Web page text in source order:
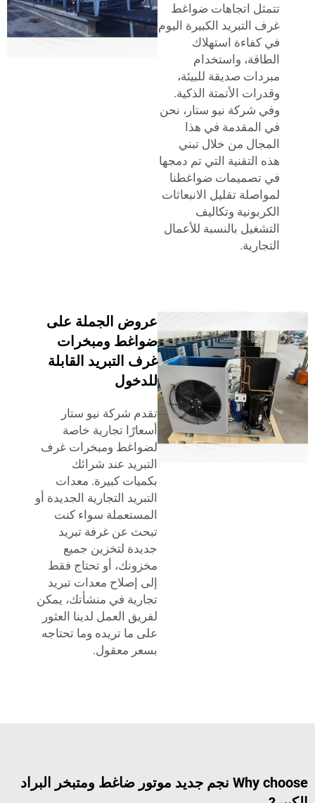
اتجاهات ضواغط
الكبيرة اليوم
استهلاك
واستخدام
صديقة للبيئة،
الأتمتة الذكية.
شركة نيو ستار، نحن
في هذا
من خلال تبني
التي تم دمجها
ضواغطنا
تقليل الانبعاثات
وتكاليف
بالنسبة للأعمال
عروض الجملة على
ضواغط ومبخرات
غرف التبريد القابلة
للدخول
تقدم شركة نيو ستار
أسعارًا تجارية خاصة
لضواغط ومبخرات غرف
التبريد عند شرائك
بكميات كبيرة. معدات
التبريد التجارية الجديدة أو
المستعملة سواء كنت
تبحث عن غرفة تبريد
جديدة لتخزين جميع
مخزونك، أو تحتاج فقط
إلى إصلاح معدات تبريد
تجارية في منشأتك، يمكن
لفريق العمل لدينا العثور
على ما تريده وما تحتاجه
بسعر معقول.
Why choose نجم جديد موتور ضاغط ومتبخر البراد